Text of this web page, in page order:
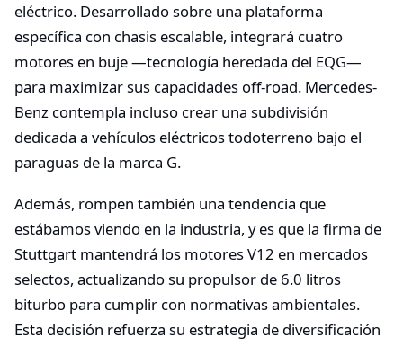
eléctrico. Desarrollado sobre una plataforma
específica con chasis escalable, integrará cuatro
motores en buje —tecnología heredada del EQG—
para maximizar sus capacidades off-road. Mercedes-
Benz contempla incluso crear una subdivisión
dedicada a vehículos eléctricos todoterreno bajo el
paraguas de la marca G.
Además, rompen también una tendencia que
estábamos viendo en la industria, y es que la firma de
Stuttgart mantendrá los motores V12 en mercados
selectos, actualizando su propulsor de 6.0 litros
biturbo para cumplir con normativas ambientales.
Esta decisión refuerza su estrategia de diversificación